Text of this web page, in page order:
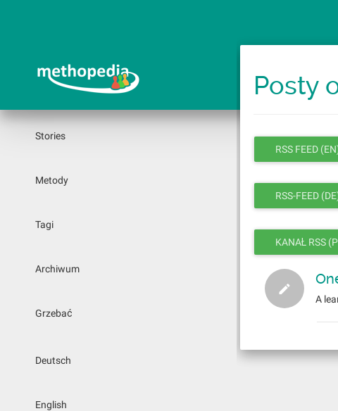
Stories
Metody
Tagi
Archiwum
Grzebać
Deutsch
English
Posty
RSS FEED
RSS-FEED
KANAŁ RSS
A